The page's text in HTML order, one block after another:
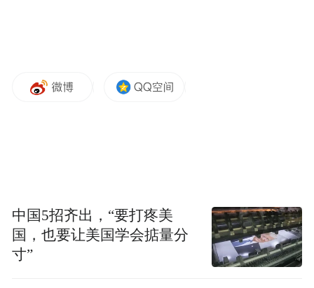
中国5招齐出，“要打疼美
国，也要让美国学会掂量分
寸”